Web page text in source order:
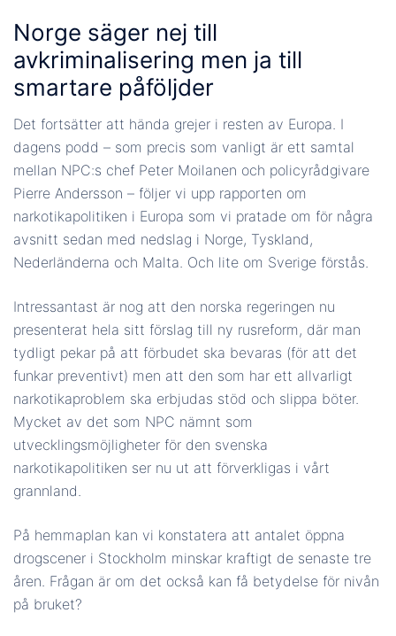
DELA
LÄNK
BÄDDA IN
Norge säger nej till
avkriminalisering men ja till
smartare påföljder
Det fortsätter att hända grejer i resten av Europa. I
dagens podd – som precis som vanligt är ett samtal
mellan NPC:s chef Peter Moilanen och policyrådgivare
Pierre Andersson – följer vi upp rapporten om
narkotikapolitiken i Europa som vi pratade om för några
avsnitt sedan med nedslag i Norge, Tyskland,
Nederländerna och Malta. Och lite om Sverige förstås.
Intressantast är nog att den norska regeringen nu
presenterat hela sitt förslag till ny rusreform, där man
tydligt pekar på att förbudet ska bevaras (för att det
funkar preventivt) men att den som har ett allvarligt
narkotikaproblem ska erbjudas stöd och slippa böter.
Mycket av det som NPC nämnt som
utvecklingsmöjligheter för den svenska
narkotikapolitiken ser nu ut att förverkligas i vårt
grannland.
På hemmaplan kan vi konstatera att antalet öppna
drogscener i Stockholm minskar kraftigt de senaste tre
åren. Frågan är om det också kan få betydelse för nivån
på bruket?